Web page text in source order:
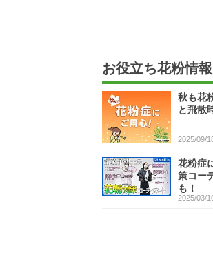
お役立ち花粉情報
秋も花
と飛散
2025/09/
花粉症
策コー
も！
2025/03/